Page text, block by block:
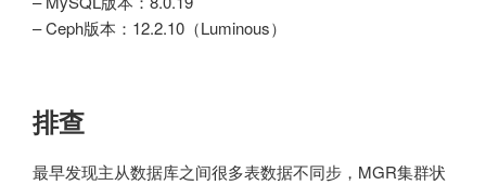
– Ceph版本：12.2.10（Luminous）
排查
最早发现主从数据库之间很多表数据不同步，MGR集群状